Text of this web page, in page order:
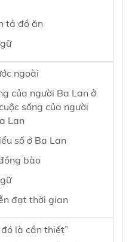
tả đồ ăn
ngoài
của người Ba Lan ở
sống của người
Lan
số ở Ba Lan
bào
đạt thời gian
là cần thiết”